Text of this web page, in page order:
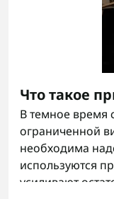
Что такое
В темное время
ограниченной
необходима
используются
усиливают